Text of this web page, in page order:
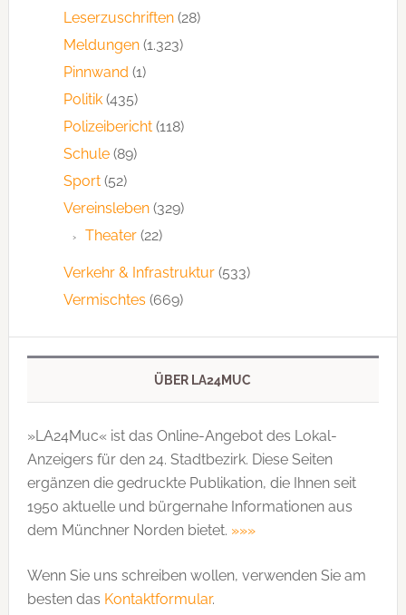
Leserzuschriften(28)
Meldungen(1.323)
Pinnwand (1)
Politik(435)
Polizeibericht(118)
Schule(89)
Sport(52)
Vereinsleben(329)
Theater(22)
Verkehr & Infrastruktur(533)
Vermischtes (669)
ÜBER LA24MUC
»LA24Muc« ist das Online-Angebot des Lokal-
Anzeigers für den 24. Stadtbezirk. Diese Seiten
ergänzen die gedruckte Publi­kation, die Ihnen seit
1950 aktuelle und bürgernahe Informationen aus
dem Münchner Norden bietet. »»»
Wenn Sie uns schreiben wollen, verwenden Sie am
besten das Kontaktformular.